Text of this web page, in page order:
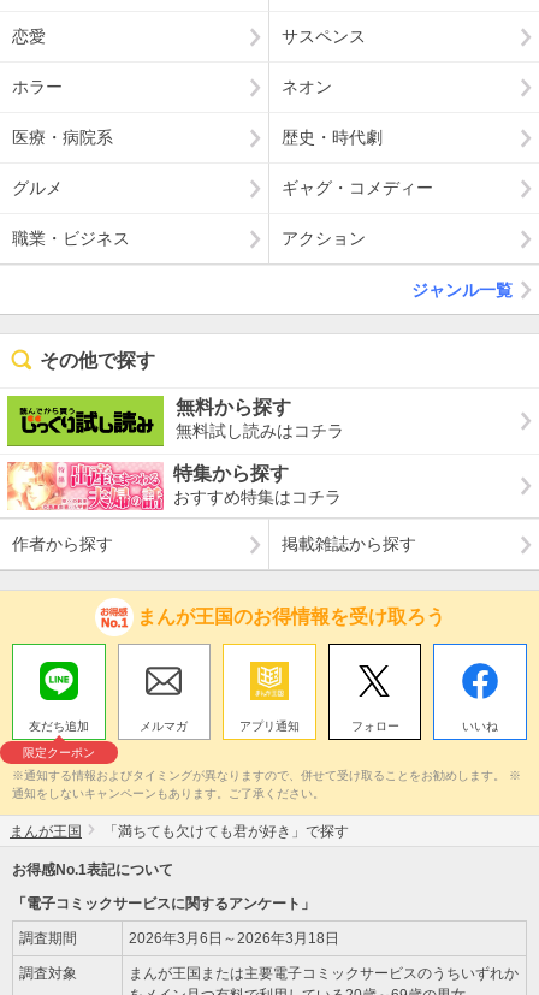
恋愛 サスペンス
ホラー ネオン
医療・病院系 歴史・時代劇
グルメ ギャグ・コメディー
職業・ビジネス アクション
ジャンル一覧
その他で探す
無料から探す
無料試し読みはコチラ
特集から探す
おすすめ特集はコチラ
作者から探す 掲載雑誌から探す
まんが王国のお得情報を受け取ろう
友だち追加
限定クーポン
メルマガ アプリ通知 フォロー いいね
※通知する情報およびタイミングが異なりますので、併せて受け取ることをお勧めします。 ※
通知をしないキャンペーンもあります。ご了承ください。
まんが王国 「満ちても欠けても君が好き」で探す
お得感No.1表記について
「電子コミックサービスに関するアンケート」
調査期間 2026年3月6日～2026年3月18日
調査対象
まんが王国または主要電子コミックサービスのうちいずれか